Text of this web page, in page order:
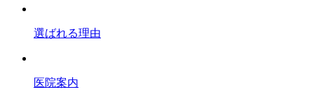
選ばれる理由
医院案内